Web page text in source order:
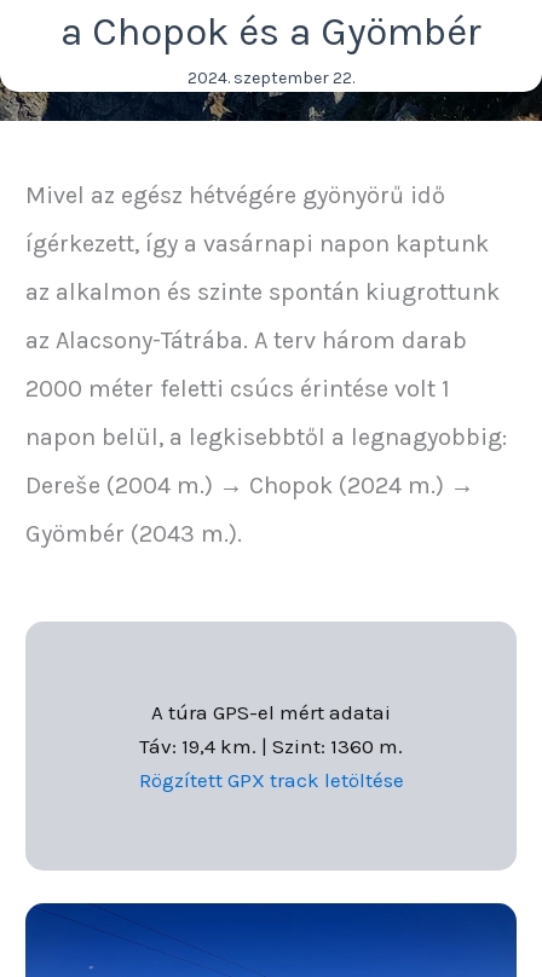
a Chopok és a Gyömbér
2024. szeptember 22.
Mivel az egész hétvégére gyönyörű idő
ígérkezett, így a vasárnapi napon kaptunk
az alkalmon és szinte spontán kiugrottunk
az Alacsony-Tátrába. A terv három darab
2000 méter feletti csúcs érintése volt 1
napon belül, a legkisebbtől a legnagyobbig:
Dereše (2004 m.) → Chopok (2024 m.) →
Gyömbér (2043 m.).
A túra GPS-el mért adatai
Táv: 19,4 km. | Szint: 1360 m.
Rögzített GPX track letöltése